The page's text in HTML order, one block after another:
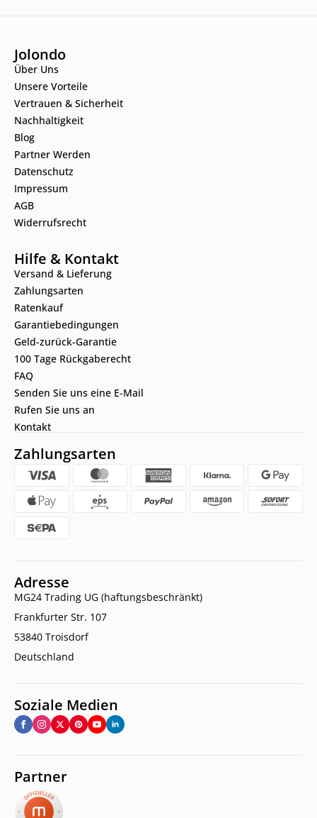
Jolondo
Über Uns
Unsere Vorteile
Vertrauen & Sicherheit
Nachhaltigkeit
Blog
Partner Werden
Datenschutz
Impressum
AGB
Widerrufsrecht
Hilfe & Kontakt
Versand & Lieferung
Zahlungsarten
Ratenkauf
Garantiebedingungen
Geld-zurück-Garantie
100 Tage Rückgaberecht
FAQ
Senden Sie uns eine E-Mail
Rufen Sie uns an
Kontakt
Zahlungsarten
Adresse
MG24 Trading UG (haftungsbeschränkt)
Frankfurter Str. 107
53840 Troisdorf
Deutschland
Soziale Medien
Partner